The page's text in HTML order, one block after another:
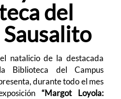
del
natalicio de la destacada
Biblioteca del Campus
durante todo el mes
“Margot Loyola: